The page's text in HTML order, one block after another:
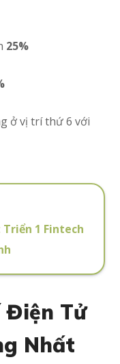
25%
ở vị trí thứ 6 với
Triển 1 Fintech
Điện Tử
Nhất